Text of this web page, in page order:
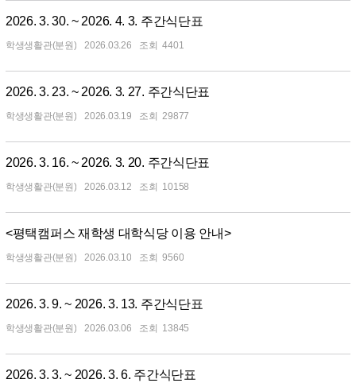
2026. 3. 30. ~ 2026. 4. 3. 주간식단표
학생생활관(분원) 2026.03.26 4401
2026. 3. 23. ~ 2026. 3. 27. 주간식단표
학생생활관(분원) 2026.03.19 29877
2026. 3. 16. ~ 2026. 3. 20. 주간식단표
학생생활관(분원) 2026.03.12 10158
<평택캠퍼스 재학생 대학식당 이용 안내>
학생생활관(분원) 2026.03.10 9560
2026. 3. 9. ~ 2026. 3. 13. 주간식단표
학생생활관(분원) 2026.03.06 13845
2026. 3. 3. ~ 2026. 3. 6. 주간식단표